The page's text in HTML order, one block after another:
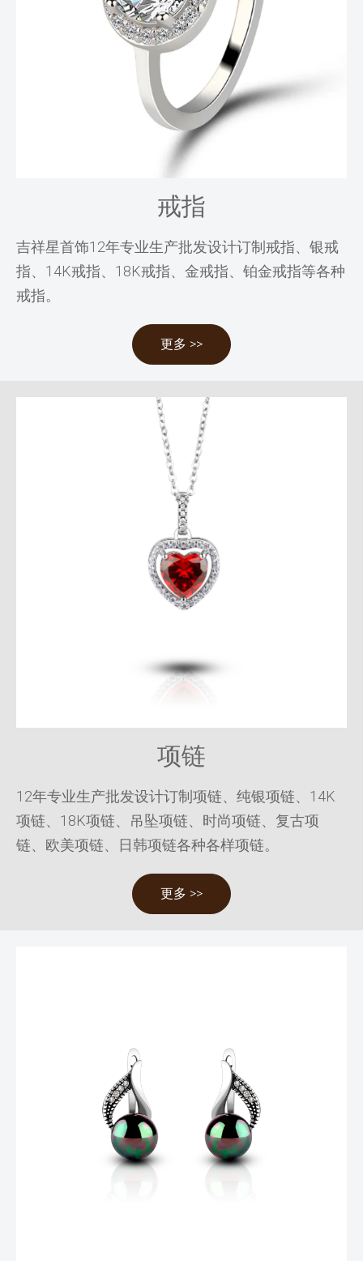
戒指
吉祥星首饰12年专业生产批发设计订制戒指、银戒
指、14K戒指、18K戒指、金戒指、铂金戒指等各种
戒指。
更多 >>
项链
12年专业生产批发设计订制项链、纯银项链、14K
项链、18K项链、吊坠项链、时尚项链、复古项
链、欧美项链、日韩项链各种各样项链。
更多 >>